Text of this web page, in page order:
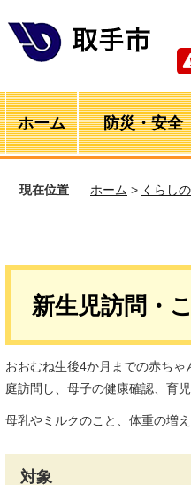
ホーム 防災・安全
現在位置 ホーム > くらし
新生児訪問・
おおむね生後4か月までの赤ち
庭訪問し、母子の健康確認、育
母乳やミルクのこと、体重の増
対象